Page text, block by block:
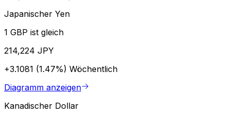
Japanischer Yen
1 GBP ist gleich
214,224 JPY
+3.1081 (1.47%) Wöchentlich
Diagramm anzeigen
Kanadischer Dollar